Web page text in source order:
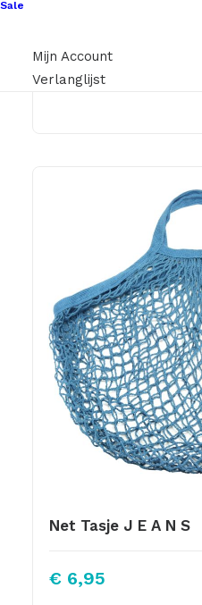
Sale
Mijn Account
Verlanglijst
€ 4,50
Net Tasje J E A N S
€ 6,95